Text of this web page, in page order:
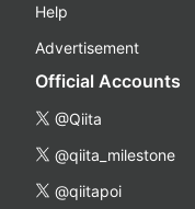
Help
Advertisement
Official Accounts
@Qiita
@qiita_milestone
@qiitapoi